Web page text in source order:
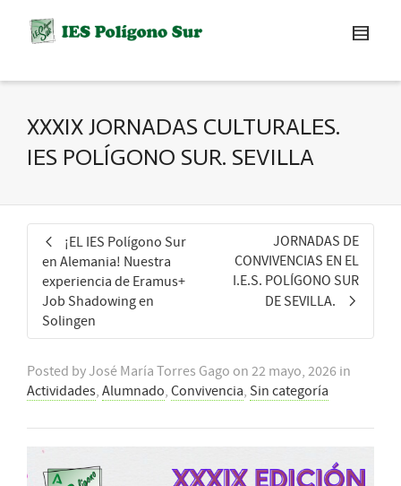
XXXIX JORNADAS CULTURALES.
IES POLÍGONO SUR. SEVILLA
¡EL IES Polígono Sur
en Alemania! Nuestra
experiencia de Eramus+
Job Shadowing en
Solingen
JORNADAS DE
CONVIVENCIAS EN EL
I.E.S. POLÍGONO SUR
DE SEVILLA.
Posted byJosé María Torres Gago on 22 mayo, 2026 in
Actividades, Alumnado, Convivencia, Sin categoría